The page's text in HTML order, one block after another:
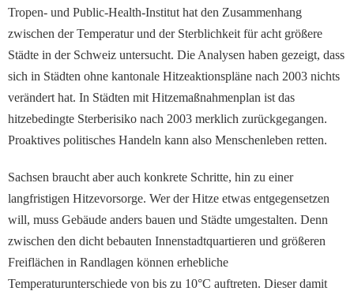
Tropen- und Public-Health-Institut hat den Zusammenhang
zwischen der Temperatur und der Sterblichkeit für acht größere
Städte in der Schweiz untersucht. Die Analysen haben gezeigt, dass
sich in Städten ohne kantonale Hitzeaktionspläne nach 2003 nichts
verändert hat. In Städten mit Hitzemaßnahmenplan ist das
hitzebedingte Sterberisiko nach 2003 merklich zurückgegangen.
Proaktives politisches Handeln kann also Menschenleben retten.
Sachsen braucht aber auch konkrete Schritte, hin zu einer
langfristigen Hitzevorsorge. Wer der Hitze etwas entgegensetzen
will, muss Gebäude anders bauen und Städte umgestalten. Denn
zwischen den dicht bebauten Innenstadtquartieren und größeren
Freiflächen in Randlagen können erhebliche
Temperaturunterschiede von bis zu 10°C auftreten. Dieser damit